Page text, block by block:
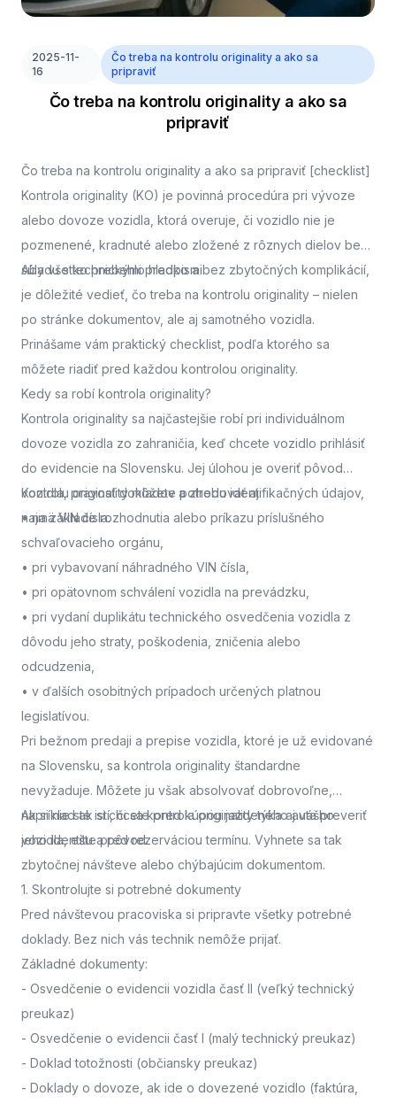
2025-11-
16
Čo treba na kontrolu originality a ako sa
pripraviť
Čo treba na kontrolu originality a ako sa
pripraviť
Čo treba na kontrolu originality a ako sa pripraviť [checklist]
Kontrola originality (KO) je povinná procedúra pri vývoze
alebo dovoze vozidla, ktorá overuje, či vozidlo nie je
pozmenené, kradnuté alebo zložené z rôznych dielov bez
súladu s technickými predpismi.
Aby všetko prebehlo hladko a bez zbytočných komplikácií,
je dôležité vedieť, čo treba na kontrolu originality – nielen
po stránke dokumentov, ale aj samotného vozidla.
Prinášame vám praktický checklist, podľa ktorého sa
môžete riadiť pred každou kontrolou originality.
Kedy sa robí kontrola originality?
Kontrola originality sa najčastejšie robí pri individuálnom
dovoze vozidla zo zahraničia, keď chcete vozidlo prihlásiť
do evidencie na Slovensku. Jej úlohou je overiť pôvod
vozidla, pravosť dokladov a zhodu identifikačných údajov,
najmä VIN čísla.
Kontrolu originality môžete potrebovať aj:
• na základe rozhodnutia alebo príkazu príslušného
schvaľovacieho orgánu,
• pri vybavovaní náhradného VIN čísla,
• pri opätovnom schválení vozidla na prevádzku,
• pri vydaní duplikátu technického osvedčenia vozidla z
dôvodu jeho straty, poškodenia, zničenia alebo
odcudzenia,
• v ďalších osobitných prípadoch určených platnou
legislatívou.
Pri bežnom predaji a prepise vozidla, ktoré je už evidované
na Slovensku, sa kontrola originality štandardne
nevyžaduje. Môžete ju však absolvovať dobrovoľne,
napríklad ak si chcete pred kúpou jazdeného auta preveriť
jeho identitu a pôvod.
Ak si nie ste istí, či sa kontrola originality týka aj vášho
vozidla,ešte pred rezerváciou termínu. Vyhnete sa tak
zbytočnej návšteve alebo chýbajúcim dokumentom.
1. Skontrolujte si potrebné dokumenty
Pred návštevou pracoviska si pripravte všetky potrebné
doklady. Bez nich vás technik nemôže prijať.
Základné dokumenty:
- Osvedčenie o evidencii vozidla časť II (veľký technický
preukaz)
- Osvedčenie o evidencii časť I (malý technický preukaz)
- Doklad totožnosti (občiansky preukaz)
- Doklady o dovoze, ak ide o dovezené vozidlo (faktúra,